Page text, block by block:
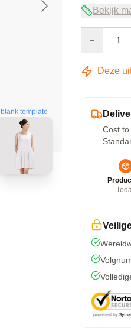
blank template
Bekijk
Deze
Cost to